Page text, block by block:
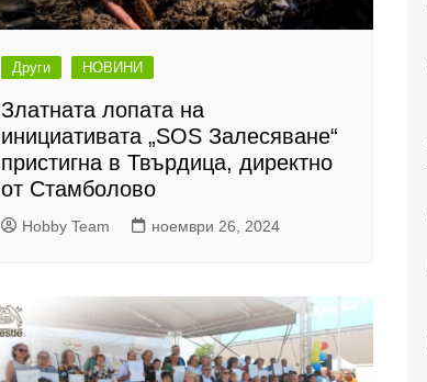
Други НОВИНИ
Златната лопата на
инициативата „SOS Залесяване“
пристигна в Твърдица, директно
от Стамболово
Hobby Team ноември 26, 2024